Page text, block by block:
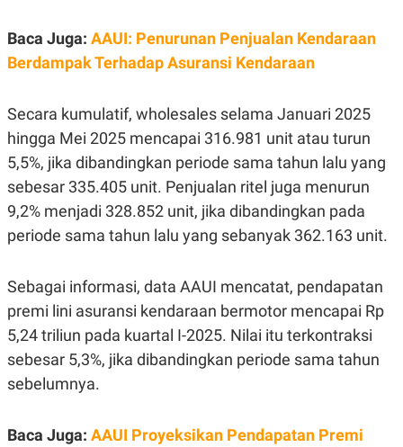
T
D
A
E
S
K
N
T
A
N
V
L
P
S
U
S
K
O
N
A
N
A
D
P
R
E
S
R
E
A
Baca Juga: AAUI: Penurunan Penjualan Kendaraan
Berdampak Terhadap Asuransi Kendaraan
Secara kumulatif, wholesales selama Januari 2025
hingga Mei 2025 mencapai 316.981 unit atau turun
5,5%, jika dibandingkan periode sama tahun lalu yang
sebesar 335.405 unit. Penjualan ritel juga menurun
9,2% menjadi 328.852 unit, jika dibandingkan pada
periode sama tahun lalu yang sebanyak 362.163 unit.
Sebagai informasi, data AAUI mencatat, pendapatan
premi lini asuransi kendaraan bermotor mencapai Rp
5,24 triliun pada kuartal I-2025. Nilai itu terkontraksi
sebesar 5,3%, jika dibandingkan periode sama tahun
sebelumnya.
Baca Juga: AAUI Proyeksikan Pendapatan Premi